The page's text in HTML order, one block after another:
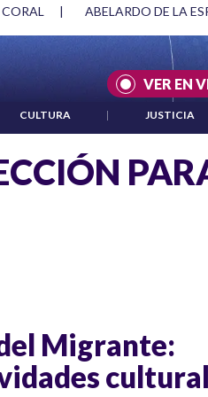
CORAL | ABELARDO DE LA
VER EN
CULTURA | JUSTICIA
Migrante: